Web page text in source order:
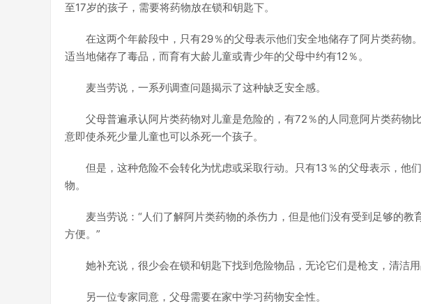
至17岁的孩子，需要将药物放在锁和钥匙下。
在这两个年龄段中，只有29％的父母表示他们安全地储存了阿片类药物
适当地储存了毒品，而育有大龄儿童或青少年的父母中约有12％。
麦当劳说，一系列调查问题揭示了这种缺乏安全感。
父母普遍承认阿片类药物对儿童是危险的，有72％的人同意阿片类药物
意即使杀死少量儿童也可以杀死一个孩子。
但是，这种危险不会转化为忧虑或采取行动。只有13％的父母表示，他
物。
麦当劳说：“人们了解阿片类药物的杀伤力，但是他们没有受到足够的
方便。”
她补充说，很少会在锁和钥匙下找到危险物品，无论它们是枪支，清洁用
另一位专家同意，父母需要在家中学习药物安全性。